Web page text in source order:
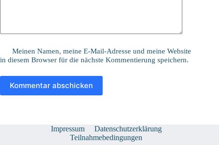
Meinen Namen, meine E-Mail-Adresse und meine Website
in diesem Browser für die nächste Kommentierung speichern.
Kommentar abschicken
Impressum
Datenschutzerklärung
Teilnahmebedingungen